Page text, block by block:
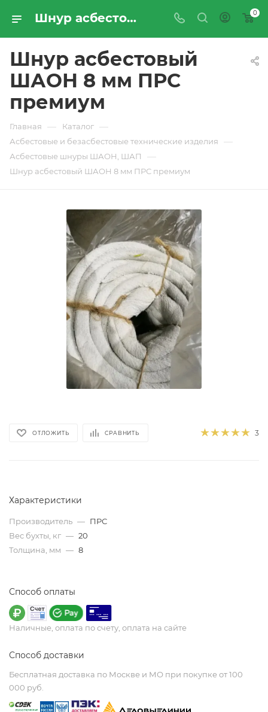
Шнур асбестовый ШАОН 8 мм ПРС премиум - купить по цене производителя с доставкой по Москве и России | ПРОМРЕСУРССЕРВИС 0
Шнур асбестовый
ШАОН 8 мм ПРС
премиум
Главная — Каталог —
Асбестовые и безасбестовые технические изделия —
Асбеcтовые шнуры ШАОН, ШАП —
Шнур асбестовый ШАОН 8 мм ПРС премиум
ОТЛОЖИТЬ СРАВНИТЬ 3
Характеристики
Производитель — ПРС
Вес бухты, кг — 20
Толщина, мм — 8
Способ оплаты
Наличные, оплата по счету, оплата на сайте
Способ доставки
Бесплатная доставка по Москве и МО при покупке от 100
000 руб.